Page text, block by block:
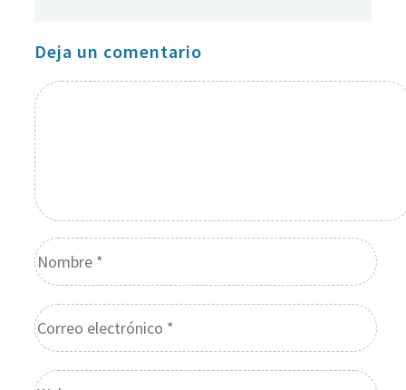
Deja un comentario